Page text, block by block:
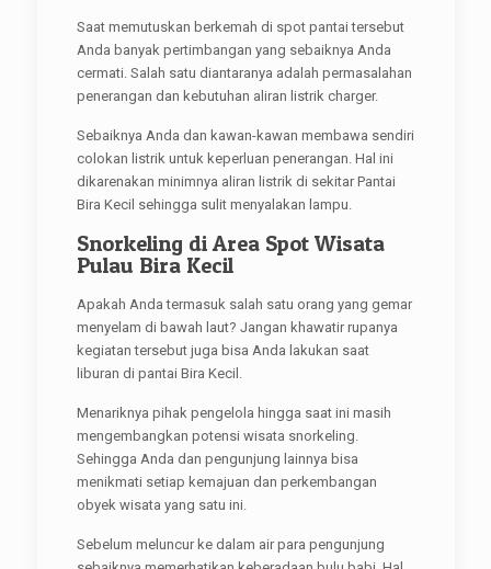
Saat memutuskan berkemah di spot pantai tersebut
Anda banyak pertimbangan yang sebaiknya Anda
cermati. Salah satu diantaranya adalah permasalahan
penerangan dan kebutuhan aliran listrik charger.
Sebaiknya Anda dan kawan-kawan membawa sendiri
colokan listrik untuk keperluan penerangan. Hal ini
dikarenakan minimnya aliran listrik di sekitar Pantai
Bira Kecil sehingga sulit menyalakan lampu.
Snorkeling di Area Spot Wisata
Pulau Bira Kecil
Apakah Anda termasuk salah satu orang yang gemar
menyelam di bawah laut? Jangan khawatir rupanya
kegiatan tersebut juga bisa Anda lakukan saat
liburan di pantai Bira Kecil.
Menariknya pihak pengelola hingga saat ini masih
mengembangkan potensi wisata snorkeling.
Sehingga Anda dan pengunjung lainnya bisa
menikmati setiap kemajuan dan perkembangan
obyek wisata yang satu ini.
Sebelum meluncur ke dalam air para pengunjung